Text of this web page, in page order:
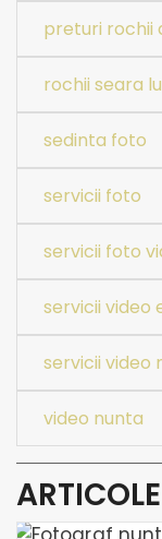
preturi rochii
rochii seara
sedinta foto
servicii foto
servicii foto
servicii video
servicii video
video nunta